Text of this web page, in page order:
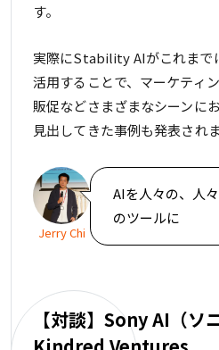
す。
実際にStability AIがこれまで
活用することで、マーケティ
販促などさまざまなシーンに
見出してきた事例も発表され
Jerry Chi
AIを人々の、人
のツールに
【対談】Sony AI（ソ